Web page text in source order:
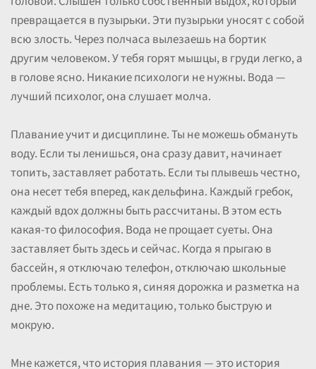
превращается в пузырьки. Эти пузырьки уносят с собой
всю злость. Через полчаса вылезаешь на бортик
другим человеком. У тебя горят мышцы, в груди легко, а
в голове ясно. Никакие психологи не нужны. Вода —
лучший психолог, она слушает молча.
Плавание учит и дисциплине. Ты не можешь обмануть
воду. Если ты ленишься, она сразу давит, начинает
топить, заставляет работать. Если ты плывешь честно,
она несет тебя вперед, как дельфина. Каждый гребок,
каждый вдох должны быть рассчитаны. В этом есть
какая-то философия. Вода не прощает суеты. Она
заставляет быть здесь и сейчас. Когда я прыгаю в
бассейн, я отключаю телефон, отключаю школьные
проблемы. Есть только я, синяя дорожка и разметка на
дне. Это похоже на медитацию, только быструю и
мокрую.
Мне кажется, что история плавания — это история